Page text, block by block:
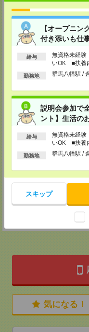
【オープニン
付き添いも仕
給与
無資格未経
いOK ■扶養
以上
勤務地 群馬八幡駅 /
説明会参加で
ント】生活の
給与
無資格未経
いOK ■扶養
以上
勤務地 群馬八幡駅 /
スキップ
メディカルケア事業部 新
東京都新宿区新宿2-3-10 新
TEL：0120-457-235
MAIL：tenshoku@nikken-ts.jp
担当：採用担当
メディカルケア事業部 立
東京都立川市錦町1-12-14
TEL：0120-934-200
担当：採用担当
メディカルケア事業部 町
東京都町田市森野1-7-23 大
TEL：0120-453-285
MAIL：
tenshoku@nikken-ts.jp
担当：採用担当
メディカルケア事業部 横
神奈川県横浜市保土ケ谷区
登録交通費
★今ならご来社登録でQUO
気になる！